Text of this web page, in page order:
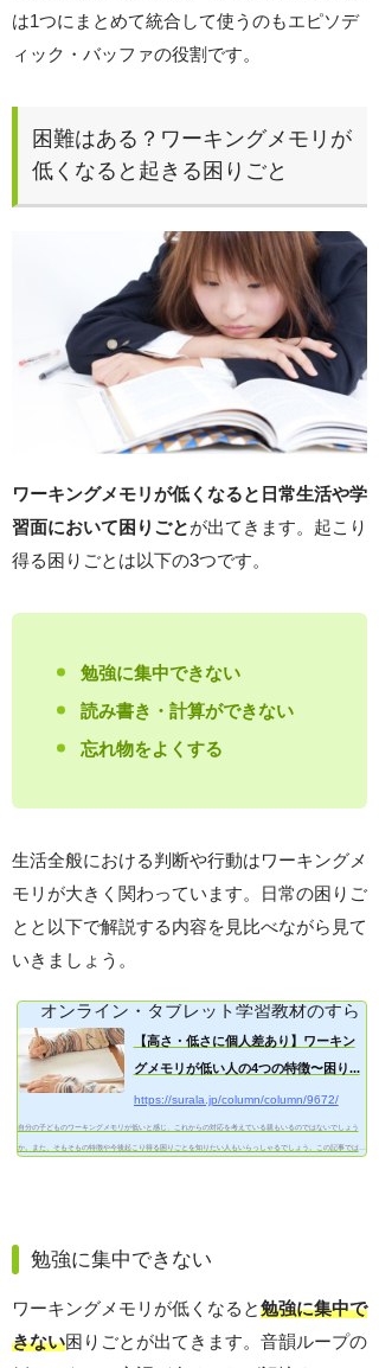
は1つにまとめて統合して使うのもエピソデ
ィック・バッファの役割です。
困難はある？ワーキングメモリが
低くなると起きる困りごと
ワーキングメモリが低くなると日常生活や学
習面において困りごとが出てきます。起こり
得る困りごとは以下の3つです。
勉強に集中できない
読み書き・計算ができない
忘れ物をよくする
生活全般における判断や行動はワーキングメ
モリが大きく関わっています。日常の困りご
とと以下で解説する内容を見比べながら見て
いきましょう。
オンライン・タブレット学習教材のすらら
【高さ・低さに個人差あり】ワーキン
グメモリが低い人の4つの特徴〜困り...
https://surala.jp/column/column/9672/
自分の子どものワーキングメモリが低いと感じ、これからの対応を考えている親もいるのではないでしょう
か。また、そもそもの特徴や今後起こり得る困りごとを知りたい人もいらっしゃるでしょう。この記事では、
勉強に集中できない
ワーキングメモリが低くなると勉強に集中で
きない困りごとが出てきます。音韻ループの